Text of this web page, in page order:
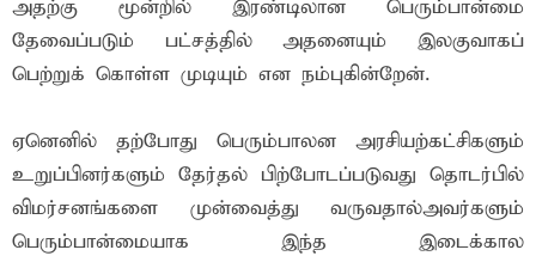
அதற்கு மூன்றில் இரண்டிலான பெரும்பான்மை
தேவைப்படும் பட்சத்தில் அதனையும் இலகுவாகப்
பெற்றுக் கொள்ள முடியும் என நம்புகின்றேன்.
ஏனெனில் தற்போது பெரும்பாலன அரசியற்கட்சிகளும்
உறுப்பினர்களும் தேர்தல் பிற்போடப்படுவது தொடர்பில்
விமர்சனங்களை முன்வைத்து வருவதால்அவர்களும்
பெரும்பான்மையாக இந்த இடைக்கால